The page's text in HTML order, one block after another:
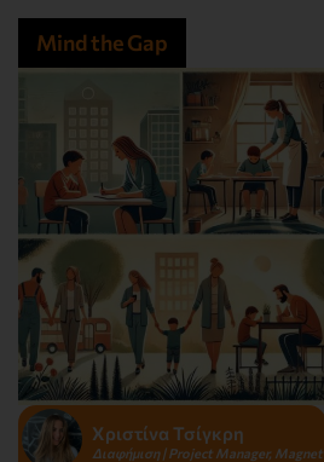
Mind the Gap
Χριστίνα Τσίγκρη
Διαφήμιση | Project Manager, Magnet